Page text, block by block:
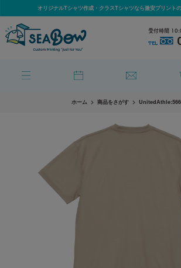
オリジナルTシャツ作成・クラスTシャツなら激安プリント
受付時間
TEL
ホーム 商品をさがす